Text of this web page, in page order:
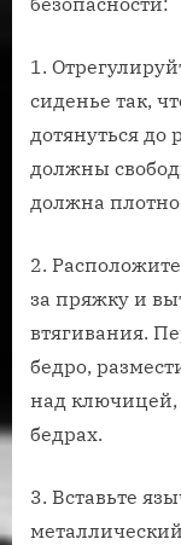
1.
сиденье так,
дотянуться до
должны
должна
2.
за пряжку и
втягивания.
бедро,
над ключицей,
бедрах.
3. Вставьте